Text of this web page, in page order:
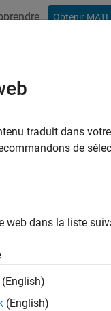
Obtenir
traduit dans
de
web dans la liste
(English)
(English)